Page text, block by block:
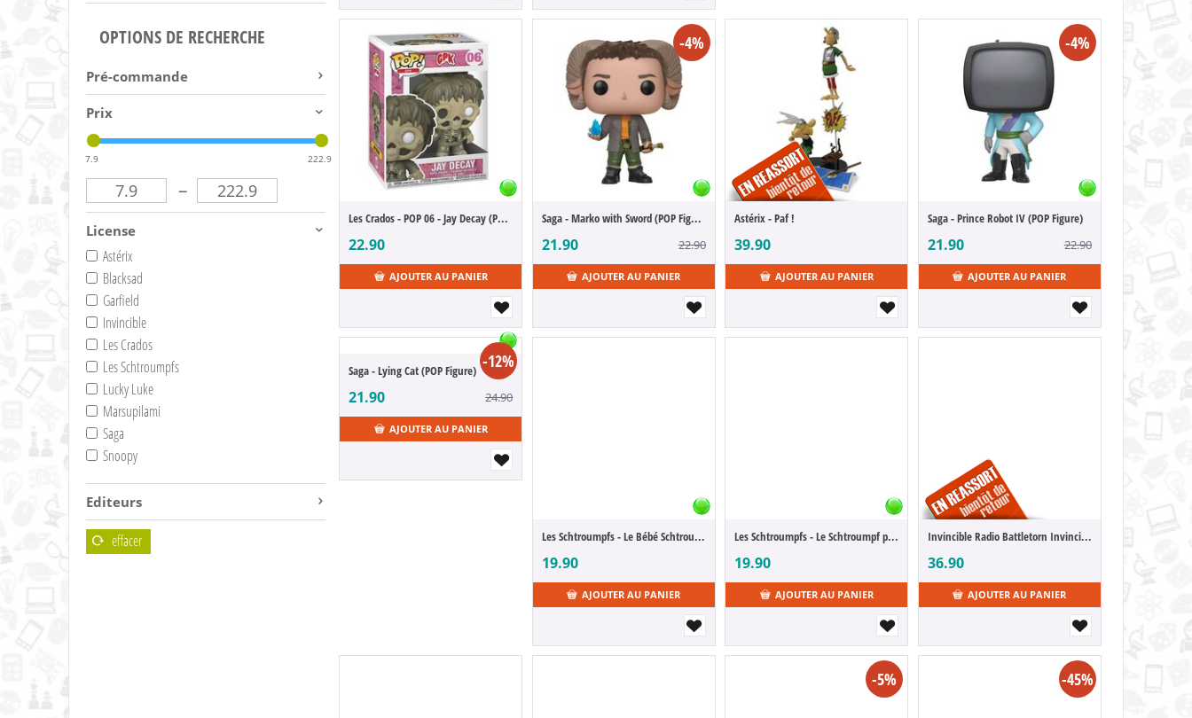
OPTIONS DE RECHERCHE
Pré-commande
Prix
7.9 222.9
–
License
Astérix
Blacksad
Garfield
Invincible
Les Crados
Les Schtroumpfs
Lucky Luke
Marsupilami
Saga
Snoopy
Editeurs
effacer
Les Crados - POP 06 - Jay Decay (POP Figure)
22.90
AJOUTER AU PANIER
-4%
Saga - Marko with Sword (POP Figure)
21.90 22.90
AJOUTER AU PANIER
Astérix - Paf !
39.90
AJOUTER AU PANIER
-4%
Saga - Prince Robot IV (POP Figure)
21.90 22.90
AJOUTER AU PANIER
-12%
Saga - Lying Cat (POP Figure)
21.90 24.90
AJOUTER AU PANIER
Les Schtroumpfs - Le Bébé Schtroumpf
19.90
AJOUTER AU PANIER
Les Schtroumpfs - Le Schtroumpf paresseux
19.90
AJOUTER AU PANIER
Invincible Radio Battletorn Invincible 11 cm
36.90
AJOUTER AU PANIER
-5% -45%